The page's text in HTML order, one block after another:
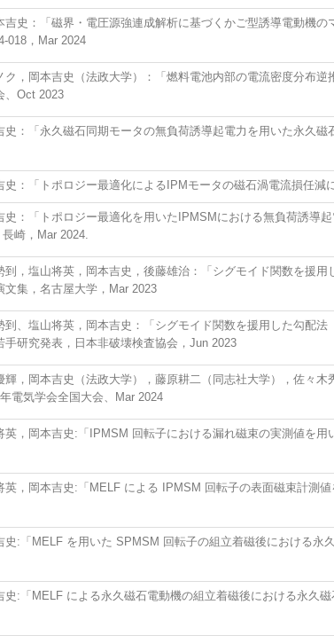
吉史：「磁界・電圧源強連成解析に基づくかご型誘導電動機
018，Mar 2024
ク，岡本吉史（法政大学）：「燃料電池内部の電流密度分布
、Oct 2023
史：「永久磁石同期モータの無負荷誘導起電力を用いた永久
史：「トポロジー最適化によるIPMモータの磁石渦電流損任減
史：「トポロジー最適化を用いたIPMSMにおける無負荷誘導
崎，Mar 2024.
到，塩山将英，岡本吉史，後藤雄治：「シグモイド関数を援
文集，名古屋大学，Mar 2023
到、塩山将英，岡本吉史：「シグモイド関数を援用した勾配
手研究発表，日本非破壊検査協会，Jun 2023
輝，岡本吉史（法政大学），藤原耕二（同志社大学），佐々
電気学会全国大会、Mar 2024
英，岡本吉史:「IPMSM 回転子における漏れ磁束の実測値を
英，岡本吉史:「MELF による IPMSM 回転子の表面磁束計測
史:「MELF を用いた SPMSM 回転子の組立着磁後における永
史:「MELF による永久磁石電動機の組立着磁後における永久